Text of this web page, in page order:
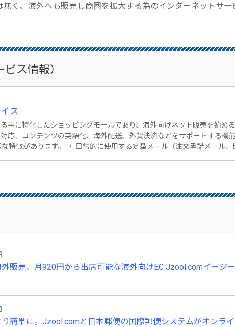
く、海外へも販売し商圏を拡大する為のインターネットサー
ス情報）
ス
事に特化したショッピングモールであり、海外向けネット販売を始め
応、コンテンツの英語化、海外配送、外貨決済などをサポートする機
る定型メール（注文承諾メール、出荷通
販売。月920円から出店可能な海外向けEC Jzool.comイージ
簡単に。Jzool.comと日本郵便の国際郵便システムがオンラ